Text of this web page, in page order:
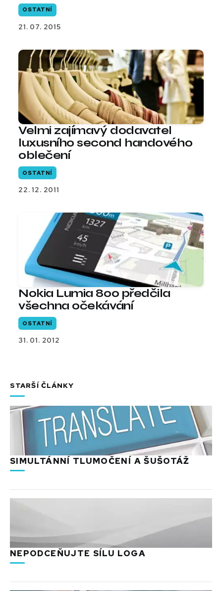
OSTATNÍ
21. 07. 2015
Velmi zajímavý dodavatel
luxusního second handového
oblečení
OSTATNÍ
22. 12. 2011
Nokia Lumia 800 předčila
všechna očekávání
OSTATNÍ
31. 01. 2012
STARŠÍ ČLÁNKY
SIMULTÁNNÍ TLUMOČENÍ A ŠUŠOTÁŽ
NEPODCEŇUJTE SÍLU LOGA